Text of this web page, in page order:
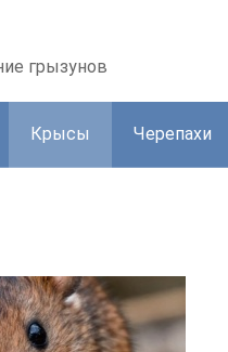
грызунов
Крысы Черепахи